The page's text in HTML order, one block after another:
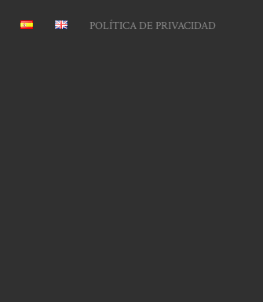
POLÍTICA DE PRIVACIDAD